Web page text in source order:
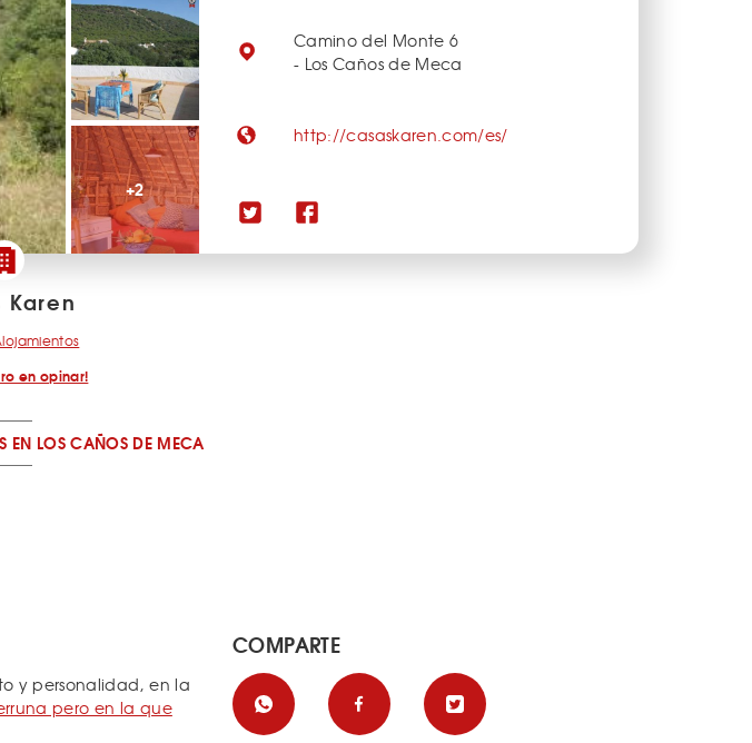
+2
Camino del Monte 6
- Los Caños de Meca
http://casaskaren.com/es/
Karen
en opinar!
EN LOS CAÑOS DE MECA
y personalidad, en la
pero en la que
COMPARTE